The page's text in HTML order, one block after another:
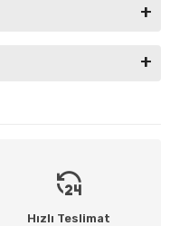
Hızlı Teslimat